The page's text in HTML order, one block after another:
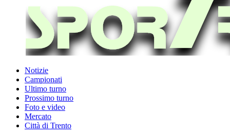
Notizie
Campionati
Ultimo turno
Prossimo turno
Foto e video
Mercato
Città di Trento